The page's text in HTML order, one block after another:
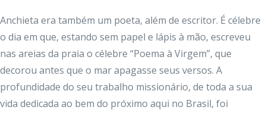
Anchieta era também um poeta, além de escritor. É célebre
o dia em que, estando sem papel e lápis à mão, escreveu
nas areias da praia o célebre “Poema à Virgem”, que
decorou antes que o mar apagasse seus versos. A
profundidade do seu trabalho missionário, de toda a sua
vida dedicada ao bem do próximo aqui no Brasil, foi